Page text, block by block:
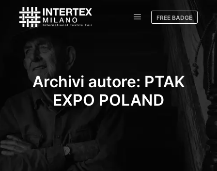
FREE BADGE
Archivi autore: PTAK
EXPO POLAND